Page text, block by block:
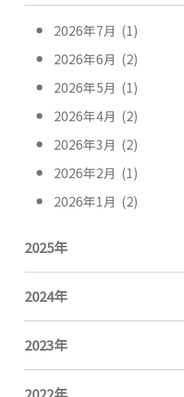
2026年7月 (1)
2026年6月 (2)
2026年5月 (1)
2026年4月 (2)
2026年3月 (2)
2026年2月 (1)
2026年1月 (2)
2025年
2024年
2023年